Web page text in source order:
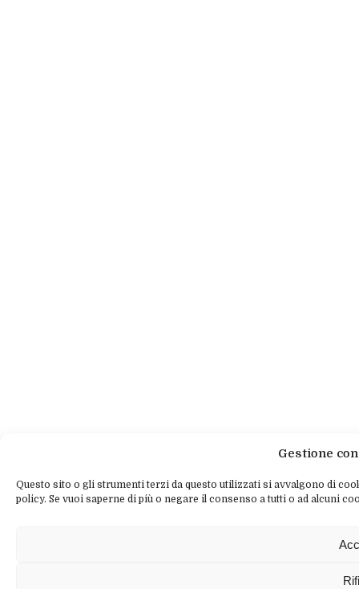
Gestione
Questo sito o gli strumenti terzi da questo utilizzati si avvalgono di
policy. Se vuoi saperne di più o negare il consenso a tutti o ad alcuni